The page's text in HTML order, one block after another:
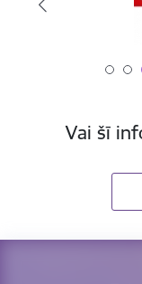
Vai šī